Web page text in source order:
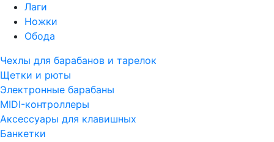
Лаги
Ножки
Обода
Чехлы для барабанов и тарелок
Щетки и рюты
Электронные барабаны
MIDI-контроллеры
Аксессуары для клавишных
Банкетки